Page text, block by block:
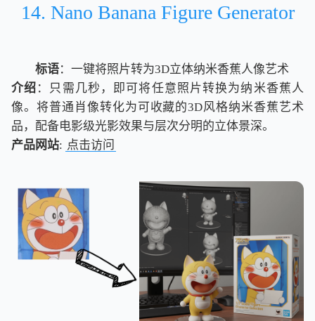
14. Nano Banana Figure Generator
标语：一键将照片转为3D立体纳米香蕉人像艺术
介绍 ：只需几秒，即可将任意照片转换为纳米香蕉人
像。将普通肖像转化为可收藏的3D风格纳米香蕉艺术
品，配备电影级光影效果与层次分明的立体景深。
产品网站: 点击访问